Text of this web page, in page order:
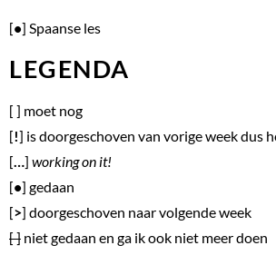
[•] Spaanse les
LEGENDA
[ ] moet nog
[!] is doorgeschoven van vorige week dus
[ …] working on it!
[•] gedaan
[>] doorgeschoven naar volgende week
[] niet gedaan en ga ik ook niet meer doen